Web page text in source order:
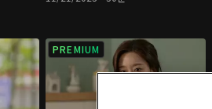
PREMIUM